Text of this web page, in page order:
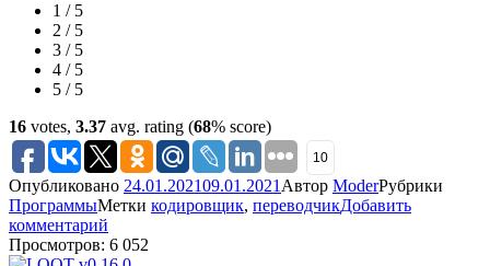
1 / 5
2 / 5
3 / 5
4 / 5
5 / 5
16 votes, 3.37 avg. rating (68% score)
10
Опубликовано 24.01.202109.01.2021 Автор ModerРубрики
ПрограммыМетки кодировщик, переводчикДобавить
комментарий
Просмотров: 6 052